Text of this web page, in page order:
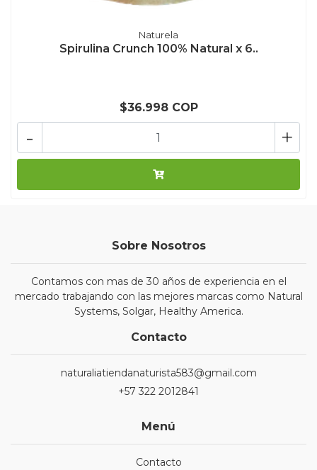
Naturela
Spirulina Crunch 100% Natural x 6..
$36.998 COP
+
-
Sobre Nosotros
Contamos con mas de 30 años de experiencia en el
mercado trabajando con las mejores marcas como Natural
Systems, Solgar, Healthy America.
Contacto
naturaliatiendanaturista583@gmail.com
+57 322 2012841
Menú
Contacto